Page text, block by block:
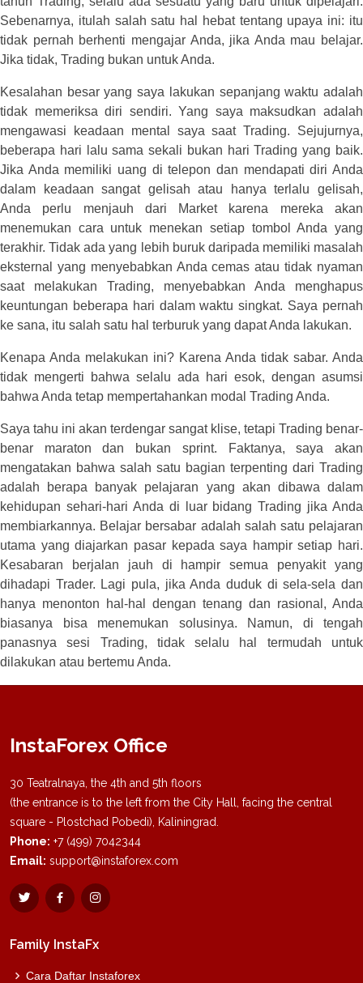
Sebenarnya, itulah salah satu hal hebat tentang upaya ini: itu
tidak pernah berhenti mengajar Anda, jika Anda mau belajar.
Jika tidak, Trading bukan untuk Anda.
Kesalahan besar yang saya lakukan sepanjang waktu adalah
tidak memeriksa diri sendiri. Yang saya maksudkan adalah
mengawasi keadaan mental saya saat Trading. Sejujurnya,
beberapa hari lalu sama sekali bukan hari Trading yang baik.
Jika Anda memiliki uang di telepon dan mendapati diri Anda
dalam keadaan sangat gelisah atau hanya terlalu gelisah,
Anda perlu menjauh dari Market karena mereka akan
menemukan cara untuk menekan setiap tombol Anda yang
terakhir. Tidak ada yang lebih buruk daripada memiliki masalah
eksternal yang menyebabkan Anda cemas atau tidak nyaman
saat melakukan Trading, menyebabkan Anda menghapus
keuntungan beberapa hari dalam waktu singkat. Saya pernah
ke sana, itu salah satu hal terburuk yang dapat Anda lakukan.
Kenapa Anda melakukan ini? Karena Anda tidak sabar. Anda
tidak mengerti bahwa selalu ada hari esok, dengan asumsi
bahwa Anda tetap mempertahankan modal Trading Anda.
Saya tahu ini akan terdengar sangat klise, tetapi Trading benar-
benar maraton dan bukan sprint. Faktanya, saya akan
mengatakan bahwa salah satu bagian terpenting dari Trading
adalah berapa banyak pelajaran yang akan dibawa dalam
kehidupan sehari-hari Anda di luar bidang Trading jika Anda
membiarkannya. Belajar bersabar adalah salah satu pelajaran
utama yang diajarkan pasar kepada saya hampir setiap hari.
Kesabaran berjalan jauh di hampir semua penyakit yang
dihadapi Trader. Lagi pula, jika Anda duduk di sela-sela dan
hanya menonton hal-hal dengan tenang dan rasional, Anda
biasanya bisa menemukan solusinya. Namun, di tengah
panasnya sesi Trading, tidak selalu hal termudah untuk
dilakukan atau bertemu Anda.
InstaForex Office
30 Teatralnaya, the 4th and 5th floors
(the entrance is to the left from the City Hall, facing the central
square - Plostchad Pobedi), Kaliningrad.
Phone: +7 (499) 7042344
Email: support@instaforex.com
Family InstaFx
Cara Daftar Instaforex